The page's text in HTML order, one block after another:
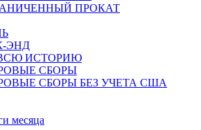
ПРОКАТ
ЭНД
ИСТОРИЮ
СБОРЫ
СБОРЫ БЕЗ УЧЕТА США
месяца